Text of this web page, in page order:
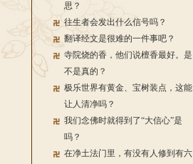
思？
往生者会发出什么信号吗？
翻译经文是很难的一件事吧？
寺院烧的香，他们说檀香最好。是
不是真的？
极乐世界有黄金、宝树装点，这能
让人清净吗？
我们念佛时就得到了“大信心”是
吗？
在净土法门里，有没有人修到有六